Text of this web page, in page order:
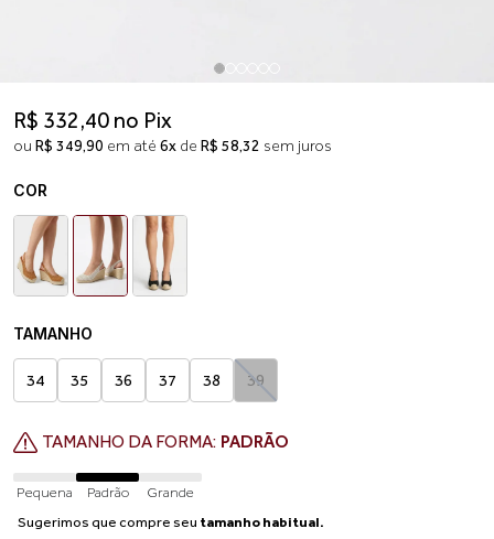
R$ 332,40 no Pix
ou R$ 349,90 em até 6x de R$ 58,32 sem juros
COR
TAMANHO
34 35 36 37 38 39
TAMANHO DA FORMA: PADRÃO
Pequena Padrão
Grande
Sugerimos que compre seu tamanho habitual.